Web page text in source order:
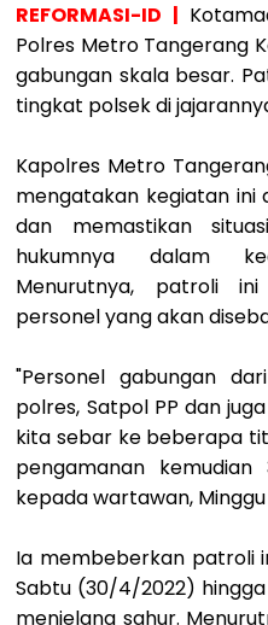
REFORMASI-ID |
Polres Metro Tangerang
gabungan skala besar.
tingkat polsek di
Kapolres Metro
mengatakan kegiatan ini
dan memastikan
hukumnya dalam
Menurutnya, patroli
personel yang akan
"Personel gabungan
polres, Satpol PP dan
kita sebar ke beberapa
pengamanan
kepada wartawan,
Ia membeberkan patroli
Sabtu (30/4/2022)
menjelang sahur.